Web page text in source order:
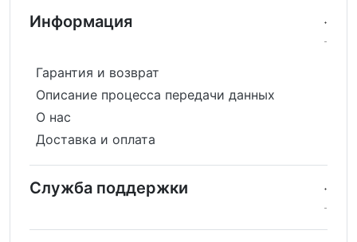
Информация
Гарантия и возврат
Описание процесса передачи данных
О нас
Доставка и оплата
Служба поддержки